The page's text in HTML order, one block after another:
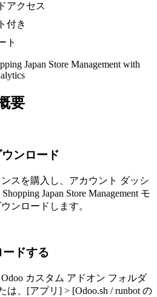
アクセス
付き
ト
Japan Store Management with
要
ンロード
ンスを購入し、アカウント ダッシ
Japan Store Management モ
ンロードします。
ドする
カスタム アドオン フォルダ
は、[アプリ] > [Odoo.sh / runbot の